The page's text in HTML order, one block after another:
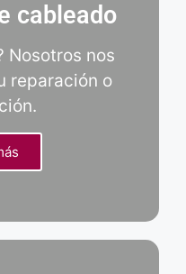
cableado
Nosotros nos
reparación o